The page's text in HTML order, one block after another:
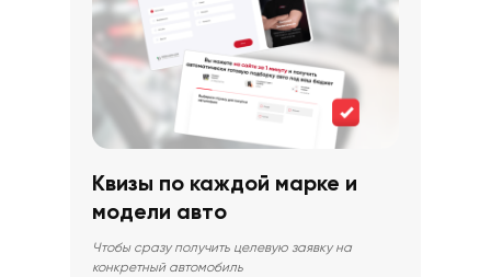
Чтобы сразу получить целевую заявку на
конкретный автомобиль
Квизы по каждой марке и
модели авто